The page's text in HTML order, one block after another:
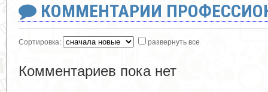
КОММЕНТАРИИ
Сортировка: развернуть все
Комментариев пока нет